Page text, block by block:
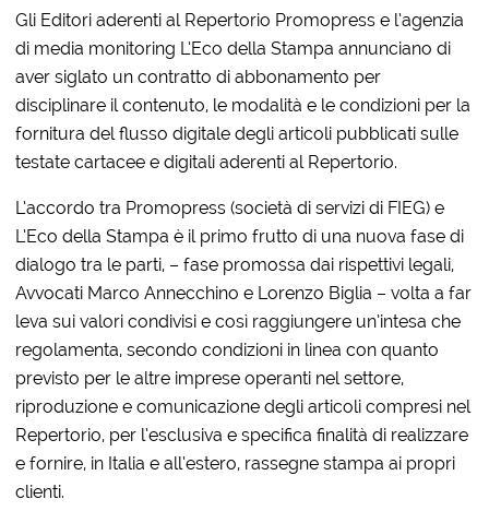
Gli Editori aderenti al Repertorio Promopress e l’agenzia
di media monitoring L’Eco della Stampa annunciano di
aver siglato un contratto di abbonamento per
disciplinare il contenuto, le modalità e le condizioni per la
fornitura del flusso digitale degli articoli pubblicati sulle
testate cartacee e digitali aderenti al Repertorio.
L’accordo tra Promopress (società di servizi di FIEG) e
L’Eco della Stampa è il primo frutto di una nuova fase di
dialogo tra le parti, – fase promossa dai rispettivi legali,
Avvocati Marco Annecchino e Lorenzo Biglia – volta a far
leva sui valori condivisi e così raggiungere un’intesa che
regolamenta, secondo condizioni in linea con quanto
previsto per le altre imprese operanti nel settore,
riproduzione e comunicazione degli articoli compresi nel
Repertorio, per l’esclusiva e specifica finalità di realizzare
e fornire, in Italia e all’estero, rassegne stampa ai propri
clienti.